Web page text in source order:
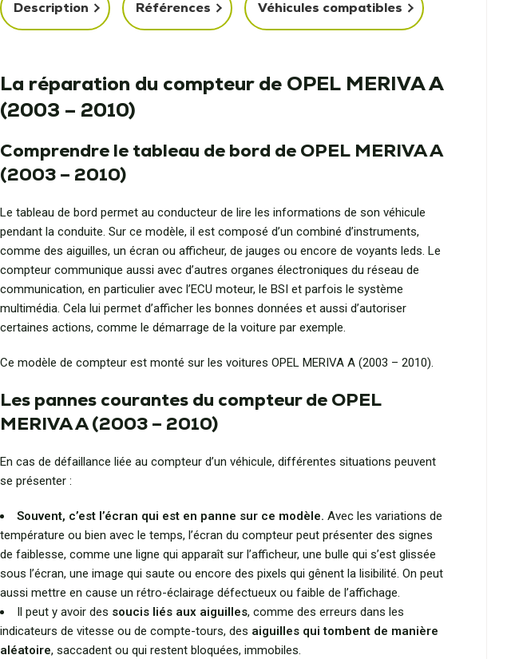
Description Références Véhicules compatibles
La réparation du compteur de OPEL MERIVA A
(2003 – 2010)
Comprendre le tableau de bord de OPEL MERIVA A
(2003 – 2010)
Le tableau de bord permet au conducteur de lire les informations de son véhicule
pendant la conduite. Sur ce modèle, il est composé d’un combiné d’instruments,
comme des aiguilles, un écran ou afficheur, de jauges ou encore de voyants leds. Le
compteur communique aussi avec d’autres organes électroniques du réseau de
communication, en particulier avec l’ECU moteur, le BSI et parfois le système
multimédia. Cela lui permet d’afficher les bonnes données et aussi d’autoriser
certaines actions, comme le démarrage de la voiture par exemple.
Ce modèle de compteur est monté sur les voitures OPEL MERIVA A (2003 – 2010).
Les pannes courantes du compteur de OPEL
MERIVA A (2003 – 2010)
En cas de défaillance liée au compteur d’un véhicule, différentes situations peuvent
se présenter :
Souvent, c’est l’écran qui est en panne sur ce modèle. Avec les variations de
température ou bien avec le temps, l’écran du compteur peut présenter des signes
de faiblesse, comme une ligne qui apparaît sur l’afficheur, une bulle qui s’est glissée
sous l’écran, une image qui saute ou encore des pixels qui gênent la lisibilité. On peut
aussi mettre en cause un rétro-éclairage défectueux ou faible de l’affichage.
Il peut y avoir des soucis liés aux aiguilles, comme des erreurs dans les
indicateurs de vitesse ou de compte-tours, des aiguilles qui tombent de manière
aléatoire, saccadent ou qui restent bloquées, immobiles.